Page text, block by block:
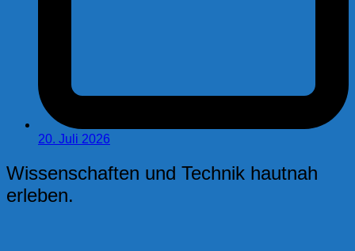
20. Juli 2026
Wissenschaften und Technik hautnah
erleben.